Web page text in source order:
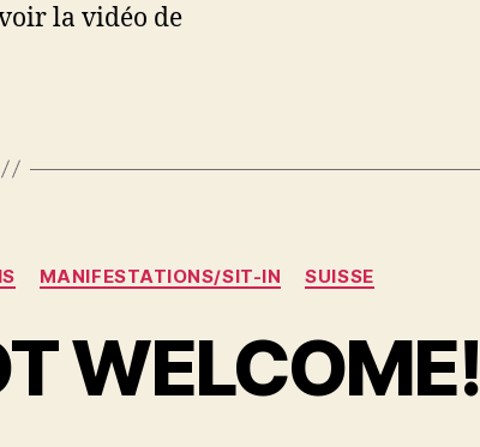
la vidéo de
Catégories
MANIFESTATIONS/SIT-IN SUISSE
WELCOME!